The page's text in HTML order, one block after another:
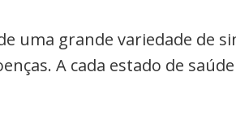
uma grande variedade de
A cada estado de